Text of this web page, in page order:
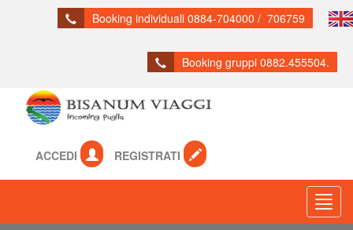
Booking individuali 0884-704000 / 706759
Booking gruppi 0882.455504.
ACCEDI REGISTRATI